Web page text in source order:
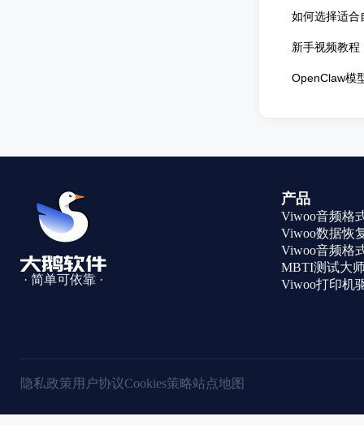
如何选择适合
新手视频教程
OpenClaw模
· 简单可依靠 ·
产品
Viwoo音频格
Viwoo数据恢
Viwoo音频格
MBTI测试大
Viwoo打印机
隐私政策用户协议Cookies策略站点地图